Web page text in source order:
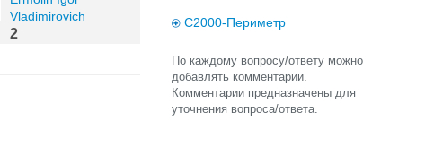
Vladimirovich
2
С2000-Периметр
По каждому вопросу/ответу можно
добавлять комментарии.
Комментарии предназначены для
уточнения вопроса/ответа.